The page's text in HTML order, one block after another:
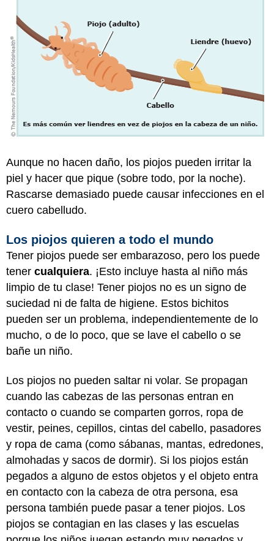
Aunque no hacen daño, los piojos pueden irritar la
piel y hacer que pique (sobre todo, por la noche).
Rascarse demasiado puede causar infecciones en el
cuero cabelludo.
Los piojos quieren a todo el mundo
Tener piojos puede ser embarazoso, pero los puede
tener cualquiera. ¡Esto incluye hasta al niño más
limpio de tu clase! Tener piojos no es un signo de
suciedad ni de falta de higiene. Estos bichitos
pueden ser un problema, independientemente de lo
mucho, o de lo poco, que se lave el cabello o se
bañe un niño.
Los piojos no pueden saltar ni volar. Se propagan
cuando las cabezas de las personas entran en
contacto o cuando se comparten gorros, ropa de
vestir, peines, cepillos, cintas del cabello, pasadores
y ropa de cama (como sábanas, mantas, edredones,
almohadas y sacos de dormir). Si los piojos están
pegados a alguno de estos objetos y el objeto entra
en contacto con la cabeza de otra persona, esa
persona también puede pasar a tener piojos. Los
piojos se contagian en las clases y las escuelas